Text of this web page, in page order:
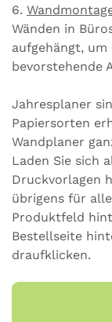
6.
Wänden in
aufgehängt,
bevorstehende
Jahresplaner
Papiersorten
Wandplaner
Laden Sie sich
Druckvorlagen
übrigens für
Produktfeld
Bestellseite
draufklicken.